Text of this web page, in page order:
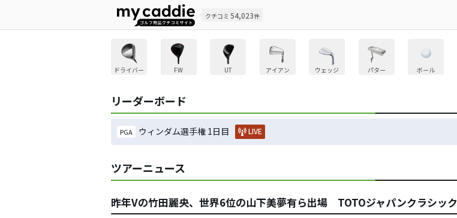
クチコミ 54,023件
ドライバー FW UT アイアン ウェッジ パター ボール
リーダーボード
PGA ウィンダム選手権 1日目 LIVE
ツアーニュース
昨年Vの竹田麗央、世界6位の山下美夢有ら出場 TOTOジャパンクラシック